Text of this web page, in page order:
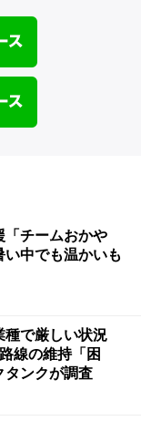
「チームおかや
中でも温かいも
種で厳しい状況
線の維持「困
ンクが調査